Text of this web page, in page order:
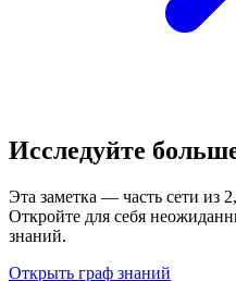
Исследуйте
Эта заметка — часть сети из
Откройте для себя
знаний.
Открыть граф знаний